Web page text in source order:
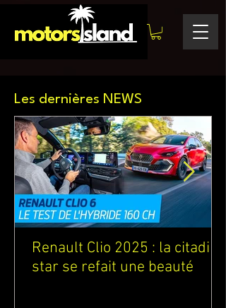
Les dernières NEWS
Renault Clio 2025 : la citadine
star se refait une beauté